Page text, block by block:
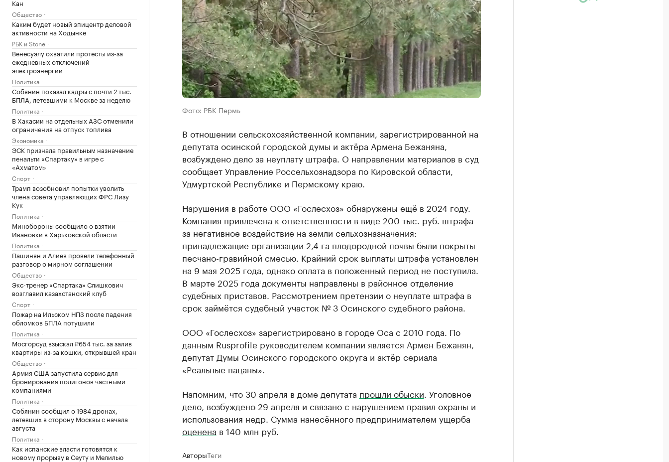
Кан
Общество
Каким будет новый эпицентр деловой
активности на Ходынке
РБК и Stone
Венесуэлу охватили протесты из-за
ежедневных отключений
электроэнергии
Политика
Собянин показал кадры с почти 2 тыс.
БПЛА, летевшими к Москве за неделю
Политика
В Хакасии на отдельных АЗС отменили
ограничения на отпуск топлива
Экономика
ЭСК признала правильным назначение
пенальти «Спартаку» в игре с
«Ахматом»
Спорт
Трамп возобновил попытки уволить
члена совета управляющих ФРС Лизу
Кук
Политика
Минобороны сообщило о взятии
Ивановки в Харьковской области
Политика
Пашинян и Алиев провели телефонный
разговор о мирном соглашении
Общество
Экс-тренер «Спартака» Слишкович
возглавил казахстанский клуб
Спорт
Пожар на Ильском НПЗ после падения
обломков БПЛА потушили
Политика
Мосгорсуд взыскал ₽654 тыс. за залив
квартиры из-за кошки, открывшей кран
Общество
Армия США запустила сервис для
бронирования полигонов частными
компаниями
Политика
Собянин сообщил о 1984 дронах,
летевших в сторону Москвы с начала
августа
Политика
Как испанские власти готовятся к
новому прорыву в Сеуту и Мелилью
Фото: РБК Пермь
В отношении сельскохозяйственной компании, зарегистрированной на
депутата осинской городской думы и актёра Армена Бежаняна,
возбуждено дело за неуплату штрафа. О направлении материалов в суд
сообщает Управление Россельхознадзора по Кировской области,
Удмуртской Республике и Пермскому краю.
Нарушения в работе ООО «Гослесхоз» обнаружены ещё в 2024 году.
Компания привлечена к ответственности в виде 200 тыс. руб. штрафа
за негативное воздействие на земли сельхозназначения:
принадлежащие организации 2,4 га плодородной почвы были покрыты
песчано-гравийной смесью. Крайний срок выплаты штрафа установлен
на 9 мая 2025 года, однако оплата в положенный период не поступила.
В марте 2025 года документы направлены в районное отделение
судебных приставов. Рассмотрением претензии о неуплате штрафа в
срок займётся судебный участок № 3 Осинского судебного района.
ООО «Гослесхоз» зарегистрировано в городе Оса с 2010 года. По
данным Rusprofile руководителем компании является Армен Бежанян,
депутат Думы Осинского городского округа и актёр сериала
«Реальные пацаны».
Напомним, что 30 апреля в доме депутата прошли обыски . Уголовное
дело, возбуждено 29 апреля и связано с нарушением правил охраны и
использования недр. Сумма нанесённого предпринимателем ущерба
оценена в 140 млн руб.
АвторыТеги